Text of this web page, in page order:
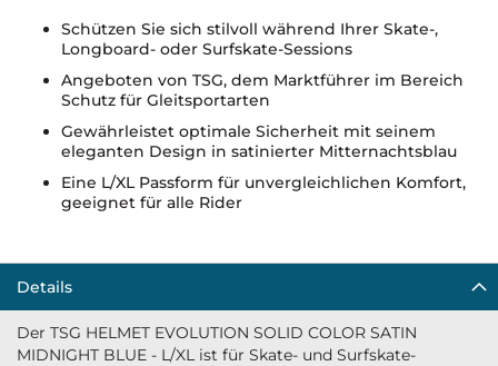
Schützen Sie sich stilvoll während Ihrer Skate-,
Longboard- oder Surfskate-Sessions
Angeboten von TSG, dem Marktführer im Bereich
Schutz für Gleitsportarten
Gewährleistet optimale Sicherheit mit seinem
eleganten Design in satinierter Mitternachtsblau
Eine L/XL Passform für unvergleichlichen Komfort,
geeignet für alle Rider
Details
Der TSG HELMET EVOLUTION SOLID COLOR SATIN
MIDNIGHT BLUE - L/XL ist für Skate- und Surfskate-